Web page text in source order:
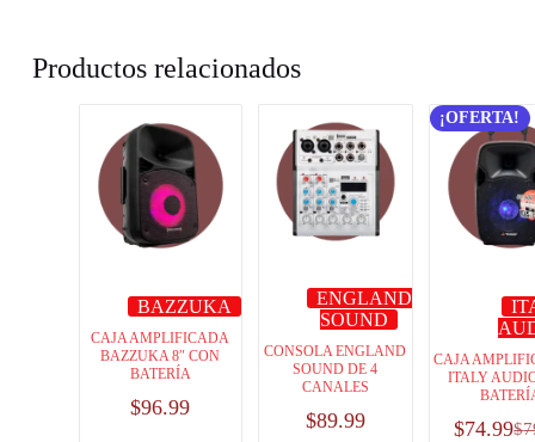
Productos relacionados
BAZZUKA
CAJA AMPLIFICADA
BAZZUKA 8″ CON
BATERÍA
$96.99
ENGLAND
SOUND
CONSOLA ENGLAND
SOUND DE 4
CANALES
$89.99
¡OFERTA!
CAJA
ITALY
$
$74.99